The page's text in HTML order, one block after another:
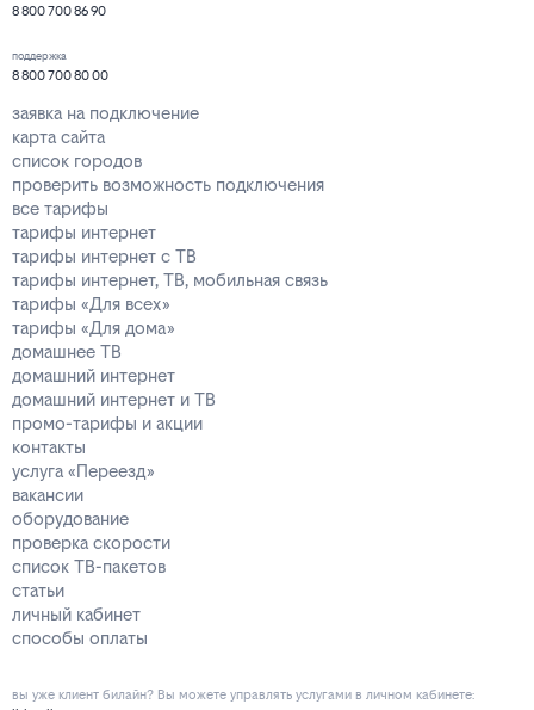
8 800 700 86 90
поддержка
8 800 700 80 00
заявка на подключение
карта сайта
список городов
проверить возможность подключения
все тарифы
тарифы интернет
тарифы интернет с ТВ
тарифы интернет, ТВ, мобильная связь
тарифы «Для всех»
тарифы «Для дома»
домашнее ТВ
домашний интернет
домашний интернет и ТВ
промо-тарифы и акции
контакты
услуга «Переезд»
вакансии
оборудование
проверка скорости
список ТВ-пакетов
статьи
личный кабинет
способы оплаты
вы уже клиент билайн? Вы можете управлять услугами в личнoм кaбинeтe: